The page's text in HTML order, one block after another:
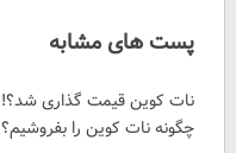
پست های مشابه
نات کوین قیمت گذاری شد؟!
چگونه نات کوین را بفروشیم؟